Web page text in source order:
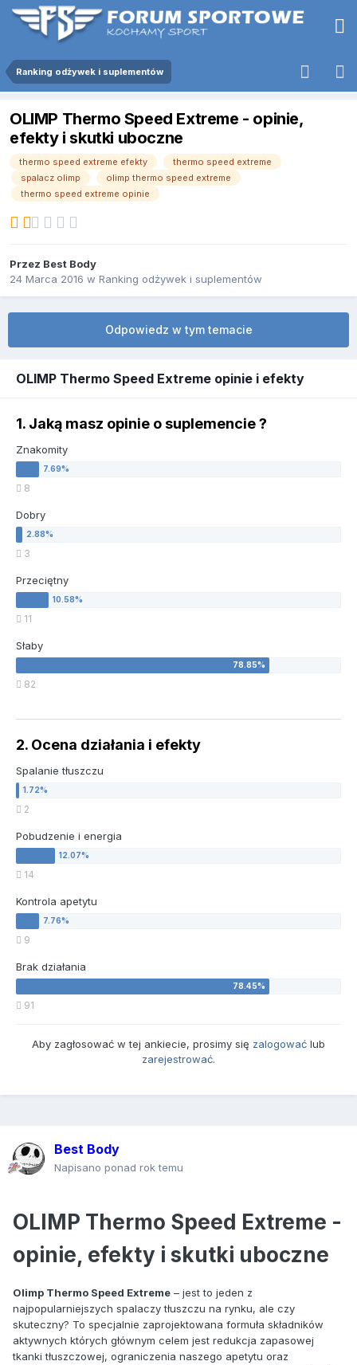
Ranking odżywek i suplementów
OLIMP Thermo Speed Extreme - opinie,
efekty i skutki uboczne
thermo speed extreme efekty
thermo speed extreme
spalacz olimp
olimp thermo speed extreme
thermo speed extreme opinie
Przez Best Body
24 Marca 2016 w Ranking odżywek i suplementów
Odpowiedz w tym temacie
OLIMP Thermo Speed Extreme opinie i efekty
1. Jaką masz opinie o suplemencie ?
Znakomity
8
Dobry
3
Przeciętny
11
Słaby
82
2. Ocena działania i efekty
Spalanie tłuszczu
2
Pobudzenie i energia
14
Kontrola apetytu
9
Brak działania
91
Aby zagłosować w tej ankiecie, prosimy się zalogować lub
zarejestrować.
Best Body
Napisano ponad rok temu
OLIMP Thermo Speed Extreme -
opinie, efekty i skutki uboczne
Olimp Thermo Speed Extreme – jest to jeden z
najpopularniejszych spalaczy tłuszczu na rynku, ale czy
skuteczny? To specjalnie zaprojektowana formuła składników
aktywnych których głównym celem jest redukcja zapasowej
tkanki tłuszczowej, ograniczenia naszego apetytu oraz